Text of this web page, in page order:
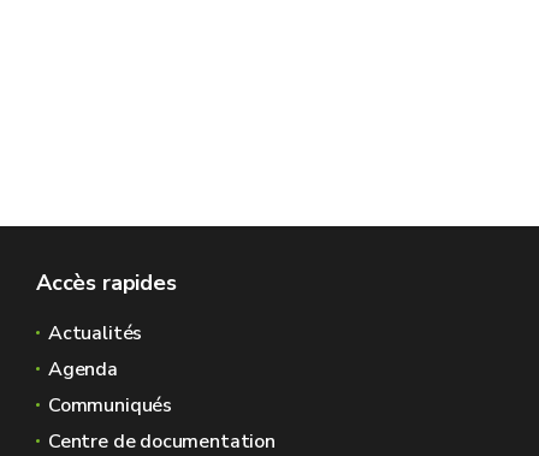
Accès rapides
Actualités
Agenda
Communiqués
Centre de documentation